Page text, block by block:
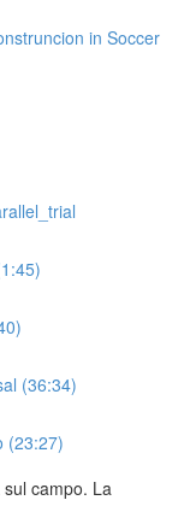
in Soccer
(36:34)
(23:27)
campo. La